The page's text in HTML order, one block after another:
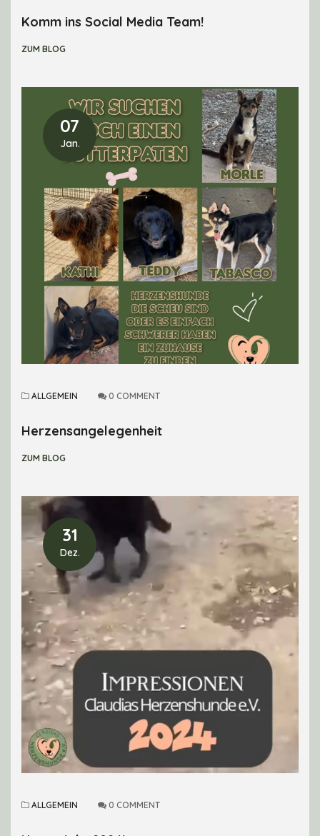
Komm ins Social Media Team!
ZUM BLOG
07
Jan.
ALLGEMEIN 0 COMMENT
Herzensangelegenheit
ZUM BLOG
31
Dez.
ALLGEMEIN 0 COMMENT